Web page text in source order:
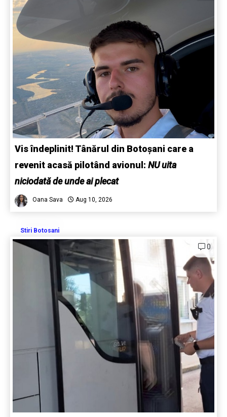
Vis îndeplinit! Tânărul din Botoșani care a
revenit acasă pilotând avionul: NU uita
niciodată de unde ai plecat
Oana Sava Aug 10, 2026
Stiri Botosani
0